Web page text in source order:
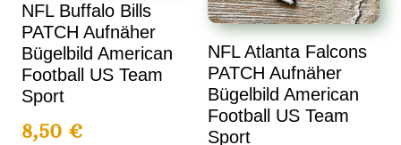
NFL Buffalo Bills
PATCH Aufnäher
Bügelbild American
Football US Team
Sport
8,50€
NFL Atlanta Falcons
PATCH Aufnäher
Bügelbild American
Football US Team
Sport